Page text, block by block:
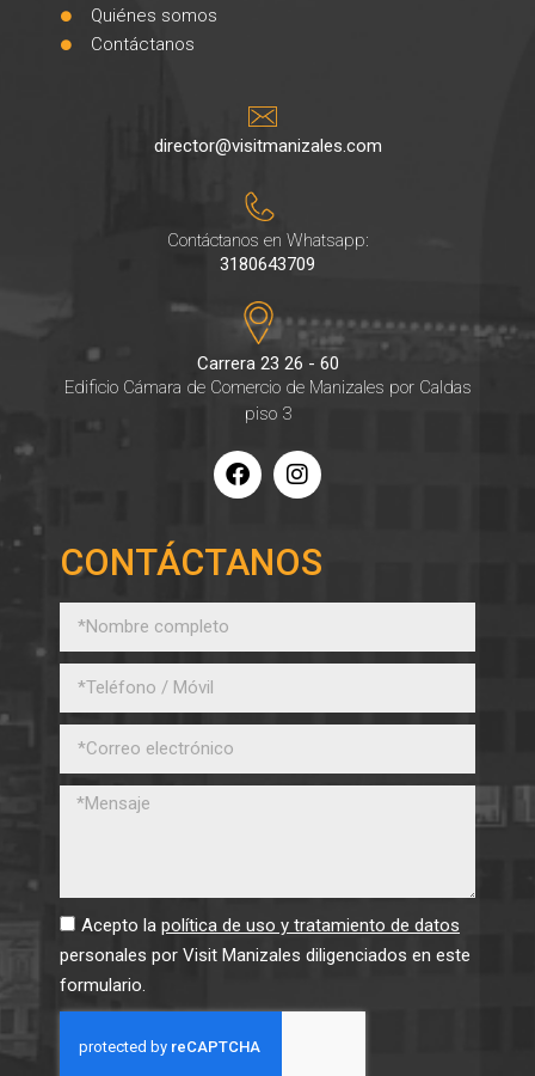
Quiénes somos
Contáctanos
director@visitmanizales.com
Contáctanos en Whatsapp:
3180643709
Carrera 23 26 - 60
Edificio Cámara de Comercio de Manizales por Caldas
piso 3
CONTÁCTANOS
Acepto la política de uso y tratamiento de datos
personales por Visit Manizales diligenciados en este
formulario.